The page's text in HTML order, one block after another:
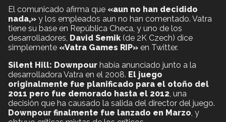
El comunicado afirma que «aun no han decidido
nada,» y los empleados aun no han comentado. Vatra
tiene su base en República Checa, y uno de los
desarrolladores, David Semik (de 2K Czech) dice
simplemente «Vatra Games RIP» en Twitter.
Silent Hill: Downpour había anunciado junto a la
desarrolladora Vatra en el 2008. El juego
originalmente fue planificado para el otoño del
2011 pero fue demorado hasta el 2012 , una
decisión que ha causado la salida del director del juego.
Downpour finalmente fue lanzado en Marzo , y